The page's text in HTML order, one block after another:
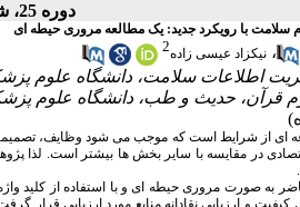
دوره 25، شماره 4 - ( مرداد ـ شهریور 1405 )
سلامت با رویکرد جدید: یک مطالعه مروری حیطه ای
، نیکزاد عیسی زاده2
ای از شرایط است که موجب می شود وظایف،
در مقایسه با سایر بخش ها بیشتر است. لذا
به صورت مروری حیطه ای و با استفاده از کلید